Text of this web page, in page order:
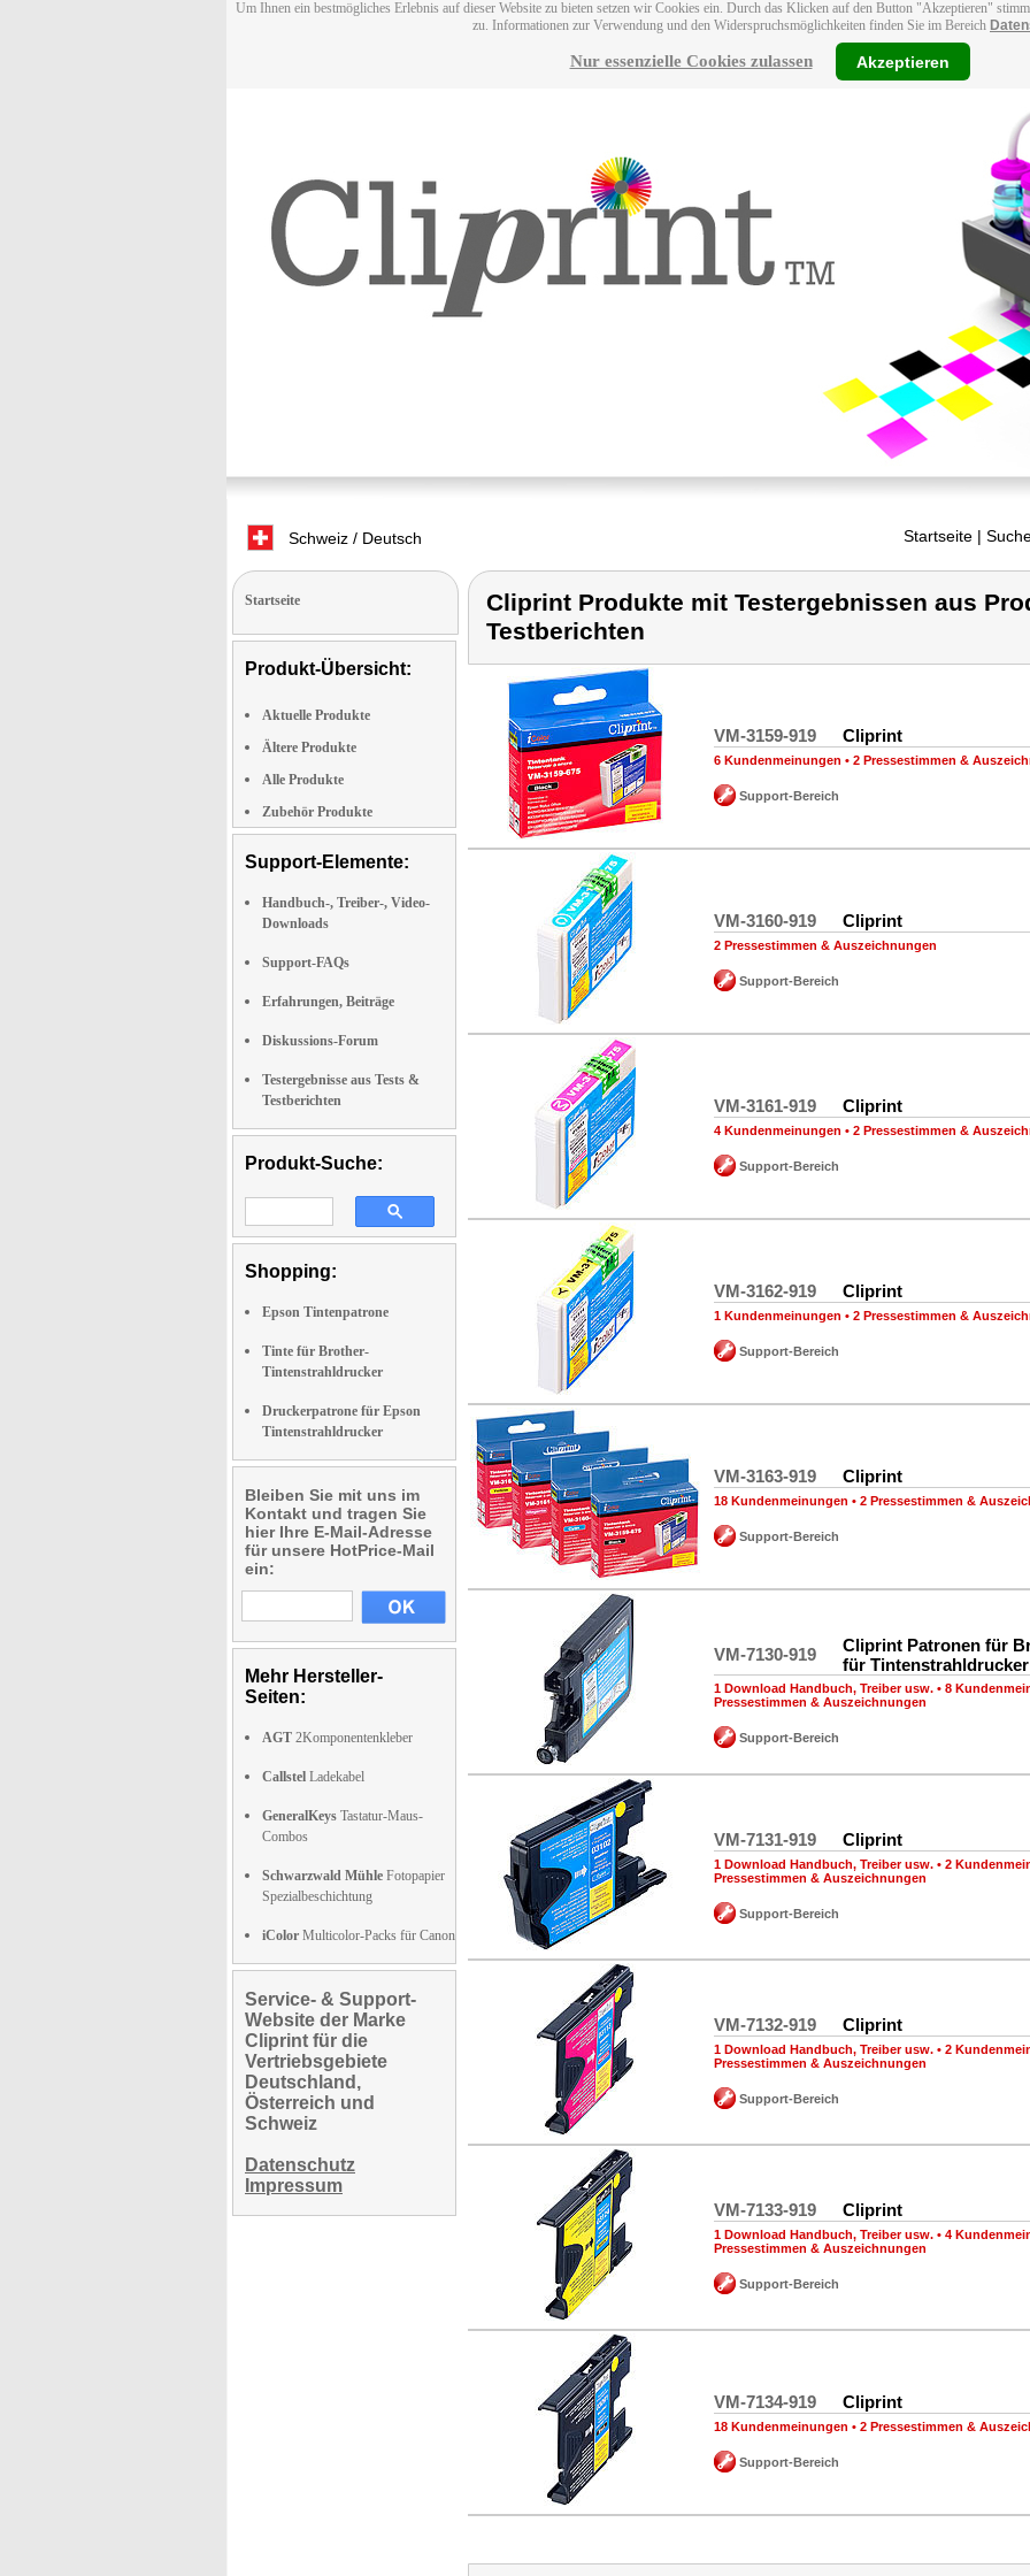
Um Ihnen ein bestmögliches Erlebnis auf dieser Website zu bieten setzen wir Cookies ein. Durch das Klicken auf den Button "Akzeptieren"
zu. Informationen zur Verwendung und den Widerspruchsmöglichkeiten finden Sie im Bereich
Nur essenzielle Cookies zulassen Akzeptieren
Schweiz / Deutsch Startseite |
Startseite
Produkt-Übersicht:
Aktuelle Produkte
Ältere Produkte
Alle Produkte
Zubehör Produkte
Support-Elemente:
Handbuch-, Treiber-, Video-
Downloads
Support-FAQs
Erfahrungen, Beiträge
Diskussions-Forum
Testergebnisse aus Tests &
Testberichten
Produkt-Suche:
Shopping:
Epson Tintenpatrone
Tinte für Brother-
Tintenstrahldrucker
Druckerpatrone für Epson
Tintenstrahldrucker
Bleiben Sie mit uns im
Kontakt und tragen Sie
hier Ihre E-Mail-Adresse
für unsere HotPrice-Mail
ein:
Mehr Hersteller-
Seiten:
AGT 2Komponentenkleber
Callstel Ladekabel
GeneralKeys Tastatur-Maus-
Combos
Schwarzwald Mühle Fotopapier
Spezialbeschichtung
iColor Multicolor-Packs für Canon
Service- & Support-
Website der Marke
Cliprint für die
Vertriebsgebiete
Deutschland,
Österreich und
Schweiz
Datenschutz
Impressum
Cliprint Produkte mit Testergebnissen aus
Testberichten
VM-3159-919 Cliprint
6 Kundenmeinungen • 2 Pressestimmen &
Support-Bereich
VM-3160-919 Cliprint
2 Pressestimmen & Auszeichnungen
Support-Bereich
VM-3161-919 Cliprint
4 Kundenmeinungen • 2 Pressestimmen &
Support-Bereich
VM-3162-919 Cliprint
1 Kundenmeinungen • 2 Pressestimmen &
Support-Bereich
VM-3163-919 Cliprint
18 Kundenmeinungen • 2 Pressestimmen &
Support-Bereich
VM-7130-919
Cliprint Patronen für
für Tintenstrahldrucker
1 Download Handbuch, Treiber usw. • 8
Pressestimmen & Auszeichnungen
Support-Bereich
VM-7131-919 Cliprint
1 Download Handbuch, Treiber usw. • 2
Pressestimmen & Auszeichnungen
Support-Bereich
VM-7132-919 Cliprint
1 Download Handbuch, Treiber usw. • 2
Pressestimmen & Auszeichnungen
Support-Bereich
VM-7133-919 Cliprint
1 Download Handbuch, Treiber usw. • 4
Pressestimmen & Auszeichnungen
Support-Bereich
VM-7134-919 Cliprint
18 Kundenmeinungen • 2 Pressestimmen &
Support-Bereich